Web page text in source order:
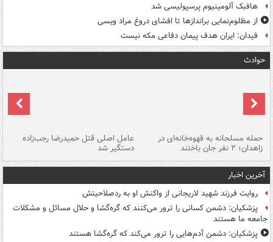
هافبک آلومینیوم پرسپولیسی شد
از مظلوم‌نمایی براندازها تا افشای دروغ مراد ویسی
فیدان: ایران هدف پیمان دفاعی مکه نیست
حوادث
حمله مسلحانه به قهوه‌خانه‌ای در
زاهدان؛ ۲ نفر جان باختند
عامل اصلی قتل حمیدرضا رجب‌زاده
دستگیر شد
آخرین اخبار
روایت فرزند شهید لاریجانی از واکنش او به ردصلاحیتش
پزشکیان: دشمن کسانی را ترور می‌کنند که گره‌گشا و حلال مسائل و مشکلات
جامعه ما هستند
پزشکیان: دشمن آدم‌هایی را ترور می‌کند که گره‌گشا هستند